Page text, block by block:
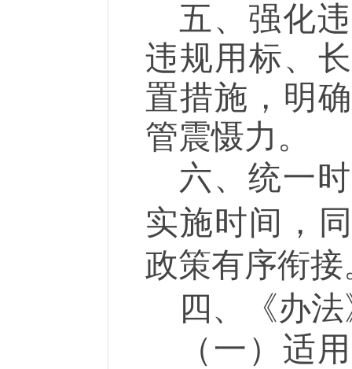
五、强化
违规用标、
置措施，明
管震慑力。
六、统一
实施时间，
政策有序
四、《办
（一）适